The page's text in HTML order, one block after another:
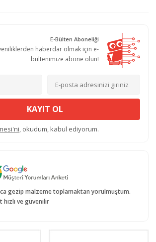
E-Bülten Aboneliği
haberdar olmak için e-
bültenimize abone olun!
KAYIT OL
, okudum, kabul ediyorum.
gezip malzeme toplamaktan yorulmuştum.
hızlı ve güvenilir